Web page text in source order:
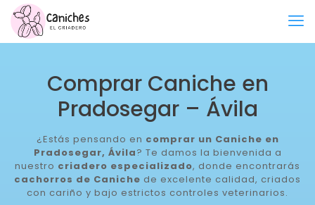
Comprar Caniche en
Pradosegar – Ávila
¿Estás pensando en comprar un Caniche en
Pradosegar, Ávila? Te damos la bienvenida a
nuestro criadero especializado, donde encontrarás
cachorros de Caniche de excelente calidad, criados
con cariño y bajo estrictos controles veterinarios.